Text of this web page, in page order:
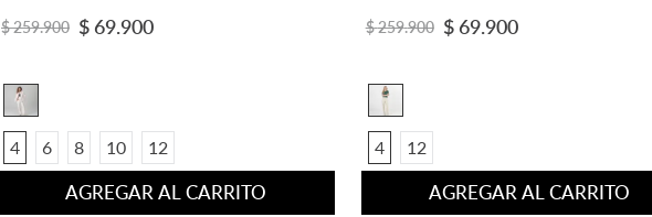
VISTA RAPIDA
$259.900 $ 69.900
4 6 8 10 12
AGREGAR AL CARRITO
VISTA RAPIDA
$259.900 $ 69.900
4 12
AGREGAR AL CARRITO